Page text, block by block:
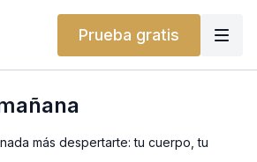
Prueba gratis
más despertarte: tu cuerpo, tu